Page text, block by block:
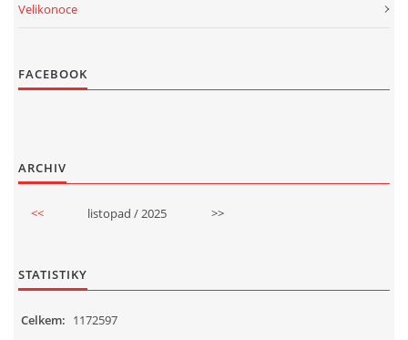
Velikonoce
FACEBOOK
ARCHIV
<< listopad / 2025 >>
STATISTIKY
Celkem: 1172597